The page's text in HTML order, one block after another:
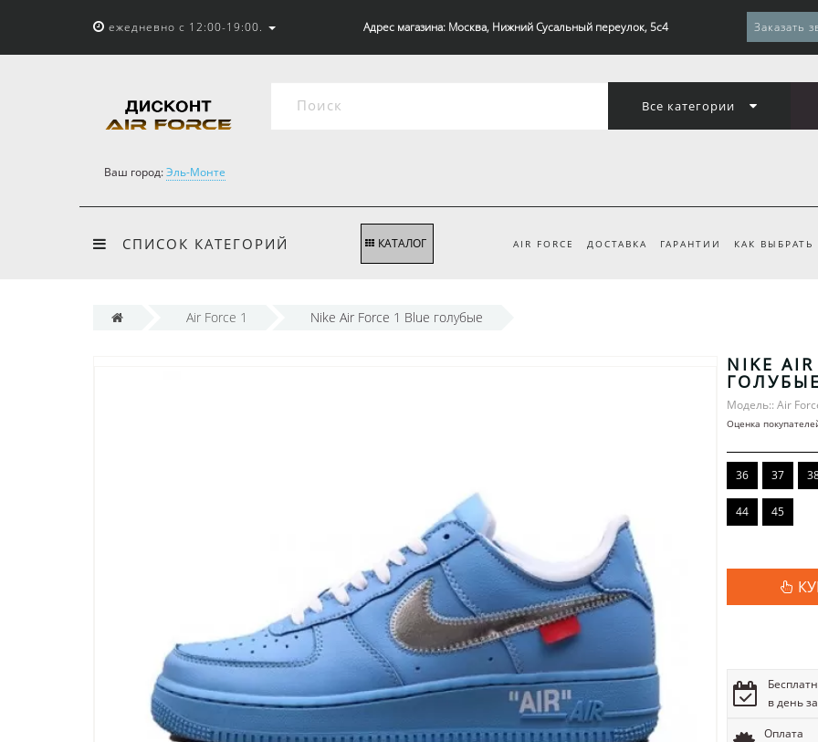
ежедневно с 12:00-19:00. Адрес магазина: Москва, Нижний Сусальный переулок, 5с4 Заказать
Все категории
Ваш город:Эль-Монте
СПИСОК КАТЕГОРИЙ КАТАЛОГ AIR FORCE ДОСТАВКА ГАРАНТИИ КАК ВЫБРАТЬ
Air Force 1 Nike Air Force 1 Blue голубые
NIKE AIR
ГОЛУБЫЕ
Модель:: Air
Оценка
36 37
44 45
в день
Оплата